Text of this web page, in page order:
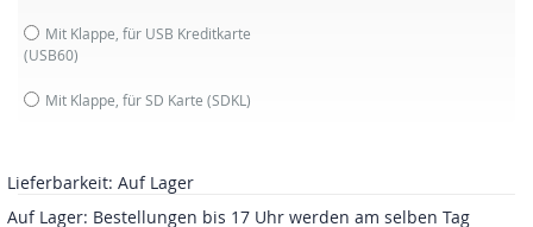
Mit Klappe, für USB Kreditkarte
(USB60)
Mit Klappe, für SD Karte (SDKL)
Lieferbarkeit: Auf Lager
Auf Lager: Bestellungen bis 17 Uhr werden am selben Tag